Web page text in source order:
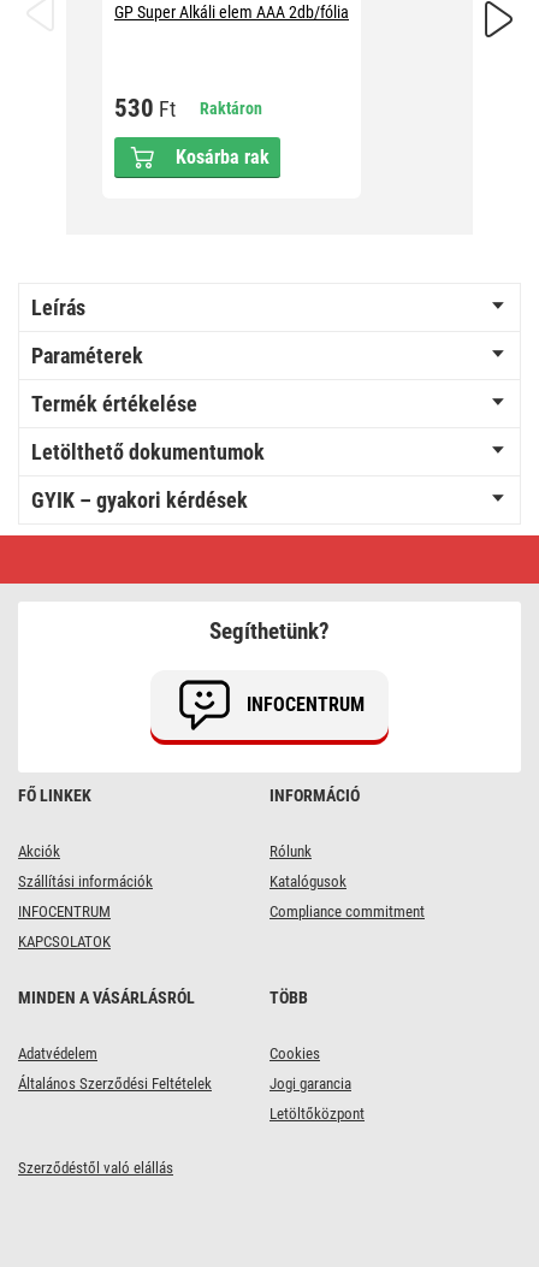
GP Super Alkáli elem AAA 2db/fólia
530 Ft Raktáron
Kosárba rak
GP
Leírás
Paraméterek
Termék értékelése
Letölthető dokumentumok
GYIK – gyakori kérdések
FŐ LINKEK
Akciók
Szállítási információk
INFOCENTRUM
KAPCSOLATOK
INFORMÁCIÓ
Rólunk
Katalógusok
Compliance commitment
MINDEN A VÁSÁRLÁSRÓL
Adatvédelem
Általános Szerződési Feltételek
TÖBB
Cookies
Jogi garancia
Letöltőközpont
Szerződéstől való elállás
Segíthetünk?
INFOCENTRUM